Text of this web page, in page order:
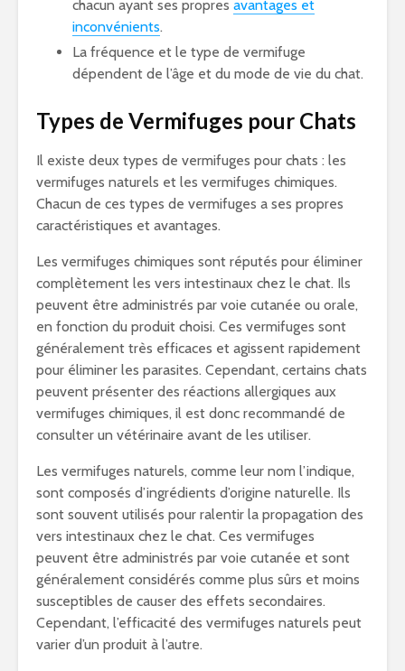
chacun ayant ses propres avantages et
inconvénients.
La fréquence et le type de vermifuge
dépendent de l’âge et du mode de vie du chat.
Types de Vermifuges pour Chats
Il existe deux types de vermifuges pour chats : les
vermifuges naturels et les vermifuges chimiques.
Chacun de ces types de vermifuges a ses propres
caractéristiques et avantages.
Les vermifuges chimiques sont réputés pour éliminer
complètement les vers intestinaux chez le chat. Ils
peuvent être administrés par voie cutanée ou orale,
en fonction du produit choisi. Ces vermifuges sont
généralement très efficaces et agissent rapidement
pour éliminer les parasites. Cependant, certains chats
peuvent présenter des réactions allergiques aux
vermifuges chimiques, il est donc recommandé de
consulter un vétérinaire avant de les utiliser.
Les vermifuges naturels, comme leur nom l’indique,
sont composés d’ingrédients d’origine naturelle. Ils
sont souvent utilisés pour ralentir la propagation des
vers intestinaux chez le chat. Ces vermifuges
peuvent être administrés par voie cutanée et sont
généralement considérés comme plus sûrs et moins
susceptibles de causer des effets secondaires.
Cependant, l’efficacité des vermifuges naturels peut
varier d’un produit à l’autre.